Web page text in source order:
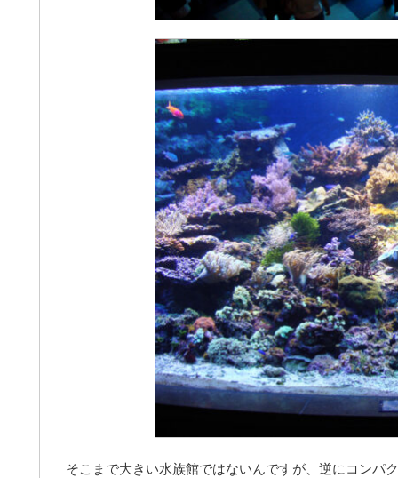
そこまで大きい水族館ではないんですが、逆にコンパ